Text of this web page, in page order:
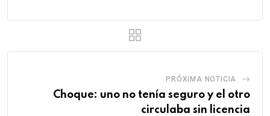
PRÓXIMA NOTICIA
Choque: uno no tenía seguro y el otro
circulaba sin licencia